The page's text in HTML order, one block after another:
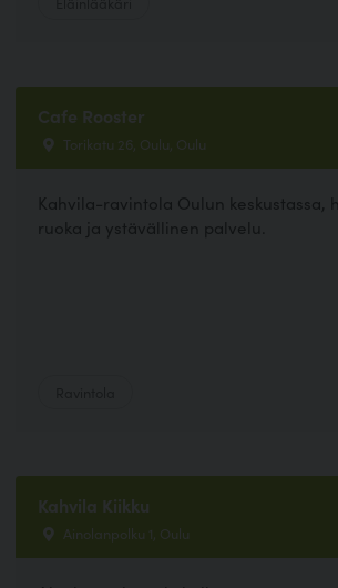
Cafe Rooster
Torikatu 26, Oulu, Oulu
Kahvila-ravintola Oulun keskustassa,
ruoka ja ystävällinen palvelu.
Kahvila Kiikku
Ainolanpolku 1, Oulu